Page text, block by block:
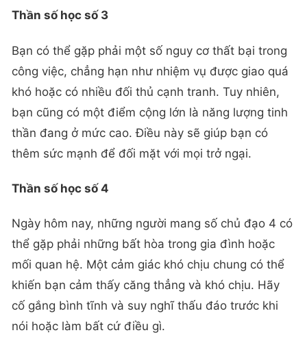
Thần số học số 3
Bạn có thể gặp phải một số nguy cơ thất bại trong
công việc, chẳng hạn như nhiệm vụ được giao quá
khó hoặc có nhiều đối thủ cạnh tranh. Tuy nhiên,
bạn cũng có một điểm cộng lớn là năng lượng tinh
thần đang ở mức cao. Điều này sẽ giúp bạn có
thêm sức mạnh để đối mặt với mọi trở ngại.
Thần số học số 4
Ngày hôm nay, những người mang số chủ đạo 4 có
thể gặp phải những bất hòa trong gia đình hoặc
mối quan hệ. Một cảm giác khó chịu chung có thể
khiến bạn cảm thấy căng thẳng và khó chịu. Hãy
cố gắng bình tĩnh và suy nghĩ thấu đáo trước khi
nói hoặc làm bất cứ điều gì.